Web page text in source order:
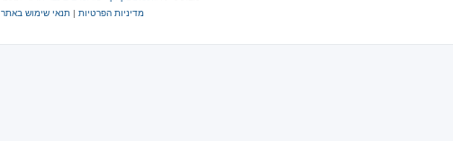
מדיניות הפרטיות |תנאי שימוש באתר